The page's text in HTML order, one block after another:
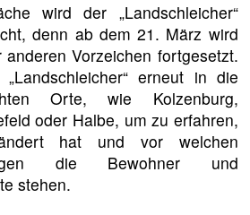
wird der „Landschleicher“
denn ab dem 21. März wird
Vorzeichen fortgesetzt.
erneut in die
Orte, wie Kolzenburg,
oder Halbe, um zu erfahren,
hat und vor welchen
die Bewohner und
stehen.